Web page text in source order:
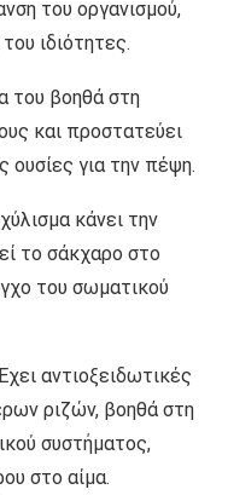
του οργανισμού,
ιδιότητες.
του βοηθά στη
και προστατεύει
ουσίες για την πέψη.
κάνει την
το σάκχαρο στο
του σωματικού
αντιοξειδωτικές
ριζών, βοηθά στη
συστήματος,
στο αίμα.